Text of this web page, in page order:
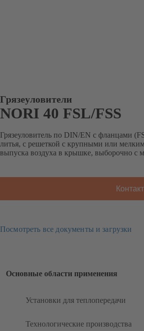
Грязеуловители
NORI 40 FSL/FSS
Грязеуловитель по DIN/EN с фланцами
литья, с решеткой с крупными или
выпуска воздуха в крышке, выборочно с
Посмотреть все документы и загрузки
Основные области применения
Установки для теплопередачи
Технологические производства